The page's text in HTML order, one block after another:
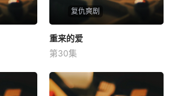
复仇爽剧
重来的爱
未知
重来的爱
第30集